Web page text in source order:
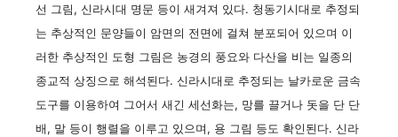
선 그림, 신라시대 명문 등이 새겨져 있다. 청동기시대로 추정되
는 추상적인 문양들이 암면의 전면에 걸쳐 분포되어 있으며 이
러한 추상적인 도형 그림은 농경의 풍요와 다산을 비는 일종의
종교적 상징으로 해석된다. 신라시대로 추정되는 날카로운 금속
도구를 이용하여 그어서 새긴 세선화는, 망를 끌거나 돗을 단 단
배, 말 등이 행렬을 이루고 있으며, 용 그림 등도 확인된다. 신라